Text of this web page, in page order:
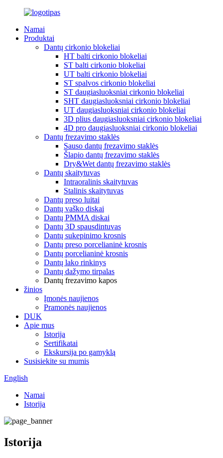
Namai
Produktai
Dantų cirkonio blokeliai
HT balti cirkonio blokeliai
ST balti cirkonio blokeliai
UT balti cirkonio blokeliai
ST spalvos cirkonio blokeliai
ST daugiasluoksniai cirkonio blokeliai
SHT daugiasluoksniai cirkonio blokeliai
UT daugiasluoksniai cirkonio blokeliai
3D plius daugiasluoksniai cirkonio blokeliai
4D pro daugiasluoksniai cirkonio blokeliai
Dantų frezavimo staklės
Sauso dantų frezavimo staklės
Šlapio dantų frezavimo staklės
Dry&Wet dantų frezavimo staklės
Dantų skaitytuvas
Intraoralinis skaitytuvas
Stalinis skaitytuvas
Dantų preso luitai
Dantų vaško diskai
Dantų PMMA diskai
Dantų 3D spausdintuvas
Dantų sukepinimo krosnis
Dantų preso porcelianinė krosnis
Dantų porcelianinė krosnis
Dantų lako rinkinys
Dantų dažymo tirpalas
Dantų frezavimo kapos
žinios
Įmonės naujienos
Pramonės naujienos
DUK
Apie mus
Istorija
Sertifikatai
Ekskursija po gamyklą
Susisiekite su mumis
English
Namai
Istorija
Istorija